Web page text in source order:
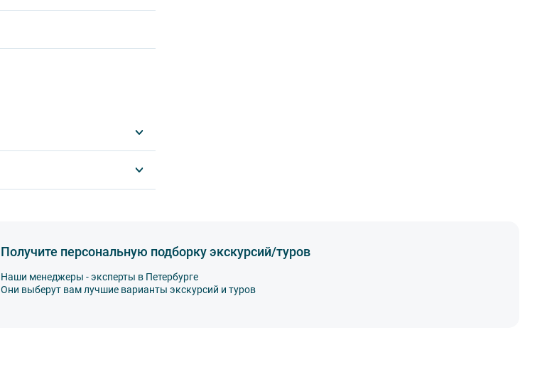
Получите персональную подборку экскурсий/туров
Наши менеджеры - эксперты в Петербурге
Они выберут вам лучшие варианты экскурсий и туров